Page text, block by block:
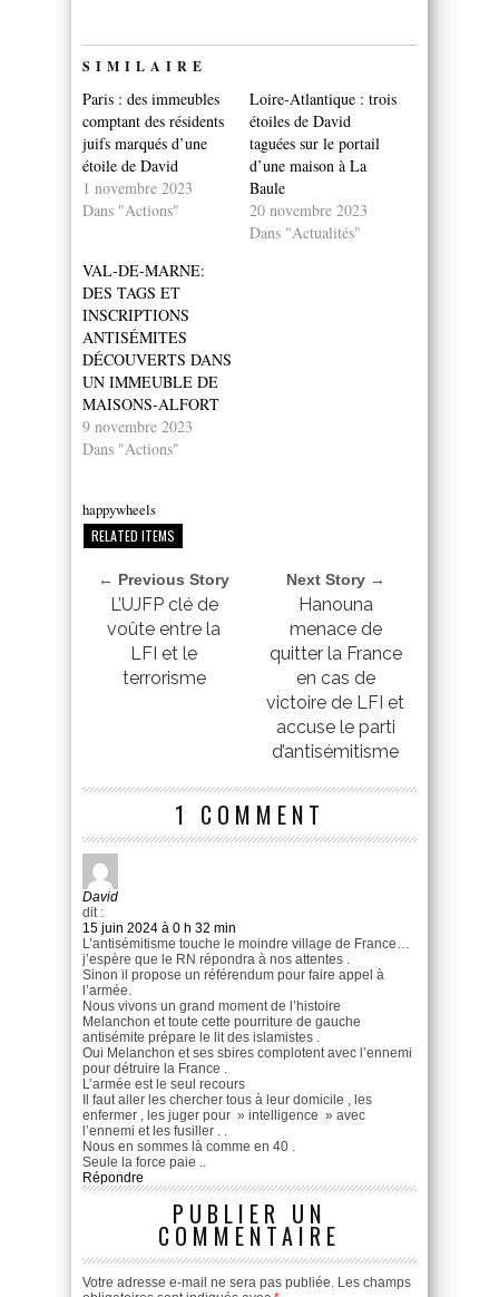
SIMILAIRE
Paris : des immeubles
comptant des résidents
juifs marqués d’une
étoile de David
1 novembre 2023
Dans "Actions"
Loire-Atlantique : trois
étoiles de David
taguées sur le portail
d’une maison à La
Baule
20 novembre 2023
Dans "Actualités"
VAL-DE-MARNE:
DES TAGS ET
INSCRIPTIONS
ANTISÉMITES
DÉCOUVERTS DANS
UN IMMEUBLE DE
MAISONS-ALFORT
9 novembre 2023
Dans "Actions"
happywheels
RELATED ITEMS
← Previous Story
L’UJFP clé de
voûte entre la
LFI et le
terrorisme
Next Story →
Hanouna
menace de
quitter la France
en cas de
victoire de LFI et
accuse le parti
d’antisémitisme
1 COMMENT
David
dit :
15 juin 2024 à 0 h 32 min
L’antisémitisme touche le moindre village de France…
j’espère que le RN répondra à nos attentes .
Sinon il propose un référendum pour faire appel à
l’armée.
Nous vivons un grand moment de l’histoire
Melanchon et toute cette pourriture de gauche
antisémite prépare le lit des islamistes .
Oui Melanchon et ses sbires complotent avec l’ennemi
pour détruire la France .
L’armée est le seul recours
Il faut aller les chercher tous à leur domicile , les
enfermer , les juger pour » intelligence » avec
l’ennemi et les fusiller . .
Nous en sommes là comme en 40 .
Seule la force paie ..
Répondre
PUBLIER UN
COMMENTAIRE
Votre adresse e-mail ne sera pas publiée. Les champs